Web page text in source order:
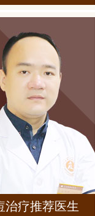
治疗推荐医生